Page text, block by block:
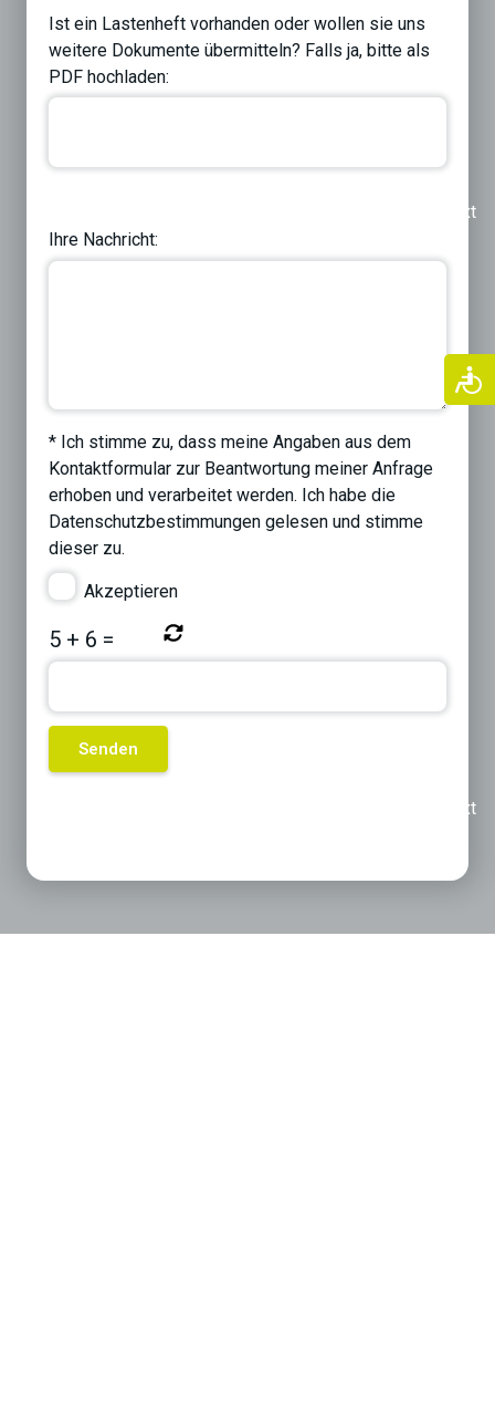
Ist ein Lastenheft vorhanden oder wollen sie uns
weitere Dokumente übermitteln? Falls ja, bitte als
PDF hochladen:
Next
Ihre Nachricht:
* Ich stimme zu, dass meine Angaben aus dem
Kontaktformular zur Beantwortung meiner Anfrage
erhoben und verarbeitet werden. Ich habe die
Datenschutzbestimmungen gelesen und stimme
dieser zu.
Akzeptieren
5 + 6 =
Next